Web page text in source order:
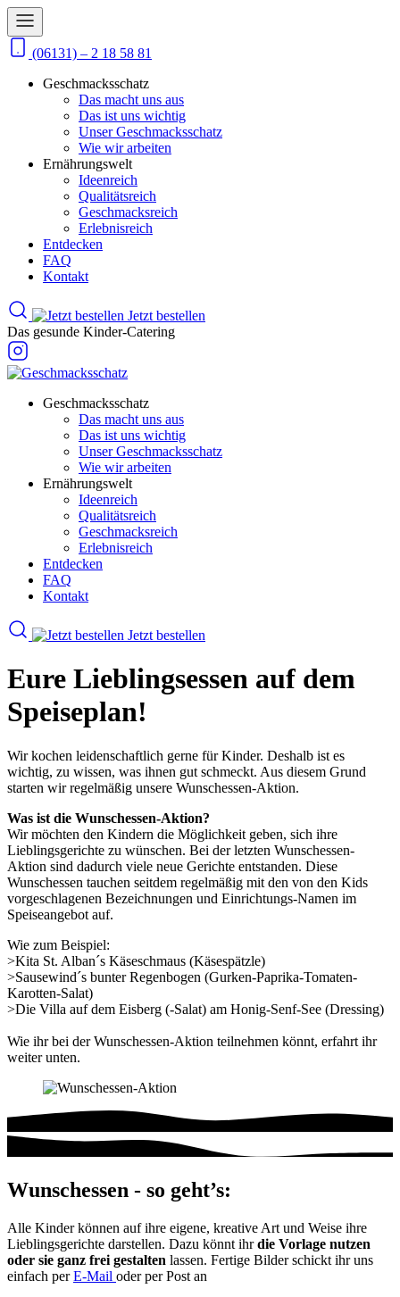
(06131) – 2 18 58 81
Geschmacksschatz
Das macht uns aus
Das ist uns wichtig
Unser Geschmacksschatz
Wie wir arbeiten
Ernährungswelt
Ideenreich
Qualitätsreich
Geschmacksreich
Erlebnisreich
Entdecken
FAQ
Kontakt
Jetzt bestellen
Das gesunde Kinder-Catering
Geschmacksschatz
Das macht uns aus
Das ist uns wichtig
Unser Geschmacksschatz
Wie wir arbeiten
Ernährungswelt
Ideenreich
Qualitätsreich
Geschmacksreich
Erlebnisreich
Entdecken
FAQ
Kontakt
Jetzt bestellen
Eure Lieblingsessen auf dem
Speiseplan!
Wir kochen leidenschaftlich gerne für Kinder. Deshalb ist es
wichtig, zu wissen, was ihnen gut schmeckt. Aus diesem Grund
starten wir regelmäßig unsere Wunschessen-Aktion.
Was ist die Wunschessen-Aktion?
Wir möchten den Kindern die Möglichkeit geben, sich ihre
Lieblingsgerichte zu wünschen. Bei der letzten Wunschessen-
Aktion sind dadurch viele neue Gerichte entstanden. Diese
Wunschessen tauchen seitdem regelmäßig mit den von den Kids
vorgeschlagenen Bezeichnungen und Einrichtungs-Namen im
Speiseangebot auf.
Wie zum Beispiel:
>Kita St. Alban´s Käseschmaus (Käsespätzle)
>Sausewind´s bunter Regenbogen (Gurken-Paprika-Tomaten-
Karotten-Salat)
>Die Villa auf dem Eisberg (-Salat) am Honig-Senf-See (Dressing)
Wie ihr bei der Wunschessen-Aktion teilnehmen könnt, erfahrt ihr
weiter unten.
Wunschessen - so geht’s:
Alle Kinder können auf ihre eigene, kreative Art und Weise ihre
Lieblingsgerichte darstellen. Dazu könnt ihrdie Vorlage nutzen
oder sie ganz frei gestalten lassen. Fertige Bilder schickt ihr uns
einfach perE-Mail oder per Post an